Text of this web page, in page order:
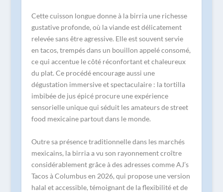
Cette cuisson longue donne à la birria une richesse
gustative profonde, où la viande est délicatement
relevée sans être agressive. Elle est souvent servie
en tacos, trempés dans un bouillon appelé consomé,
ce qui accentue le côté réconfortant et chaleureux
du plat. Ce procédé encourage aussi une
dégustation immersive et spectaculaire : la tortilla
imbibée de jus épicé procure une expérience
sensorielle unique qui séduit les amateurs de street
food mexicaine partout dans le monde.
Outre sa présence traditionnelle dans les marchés
mexicains, la birria a vu son rayonnement croître
considérablement grâce à des adresses comme AJ’s
Tacos à Columbus en 2026, qui propose une version
halal et accessible, témoignant de la flexibilité et de